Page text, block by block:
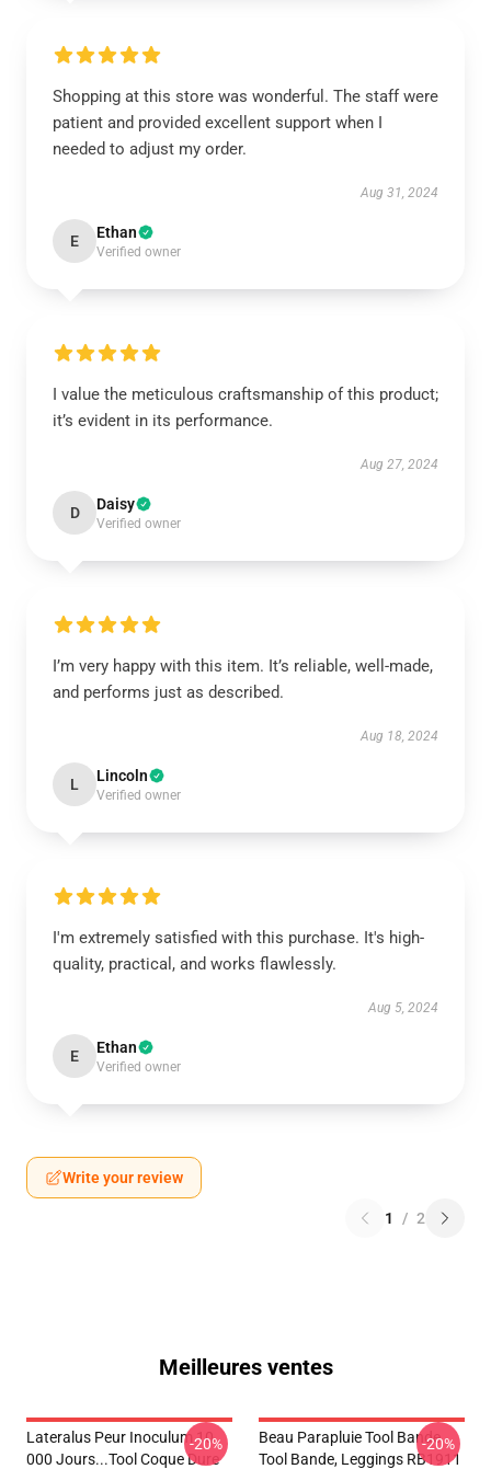
Shopping at this store was wonderful. The staff were
patient and provided excellent support when I
needed to adjust my order.
Aug 31, 2024
E Ethan
Verified owner
I value the meticulous craftsmanship of this product;
it’s evident in its performance.
Aug 27, 2024
D Daisy
Verified owner
I’m very happy with this item. It’s reliable, well-made,
and performs just as described.
Aug 18, 2024
L Lincoln
Verified owner
I'm extremely satisfied with this purchase. It's high-
quality, practical, and works flawlessly.
Aug 5, 2024
E Ethan
Verified owner
Write your review
1 / 2
Meilleures ventes
Lateralus Peur Inoculum 10
000 Jours...tool Coque Dure
-20%
Beau Parapluie Tool Bande
Tool Bande, Leggings RB1911
-20%